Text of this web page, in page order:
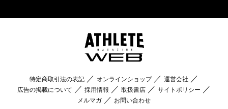
特定商取引法の表記 オンラインショップ
運営会社
広告の掲載について
採用情報 取扱書店
サイトポリシー
メルマガ
お問い合わせ